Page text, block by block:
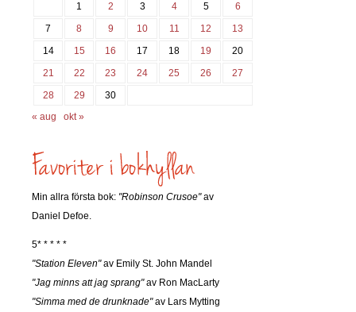
1
2 3 4 5
6
7
8 9 10 11 12
13
14
15 16 17 18 19
20
21
22 23 24 25 26
27
28
29
30
« aug
okt »
Min allra första bok: "Robinson Crusoe"av
Daniel Defoe.
5* * * * *
"Station Eleven"av Emily St. John Mandel
"Jag minns att jag sprang"av Ron MacLarty
"Simma med de drunknade"av Lars Mytting